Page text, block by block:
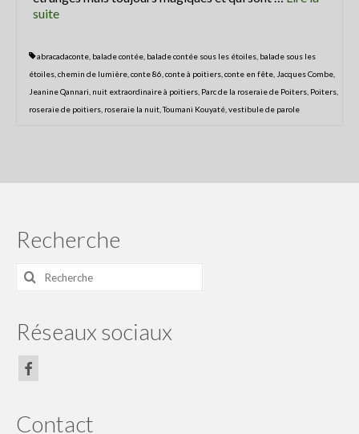
Centre Presse
Le collectif Conte en fête
Conteurs et artistes
Programme du festival off 2020
programme2019
article de presse2018
suite­­
abracadaconte balade contée balade contée sous les étoiles balade sous les
étoiles chemin de lumière conte 86 conte à poitiers conte en fête Jacques Combe
Jeanine Qannari nuit extraordinaire à poitiers Parc de la roseraie de Poiters Poiters
roseraie de poitiers roseraie la nuit ,Toumani Kouyaté vestibule de parole
Recherche
Rechercher
Réseaux sociaux
Contact